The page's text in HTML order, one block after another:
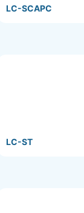
LC-SCAPC
LC-ST